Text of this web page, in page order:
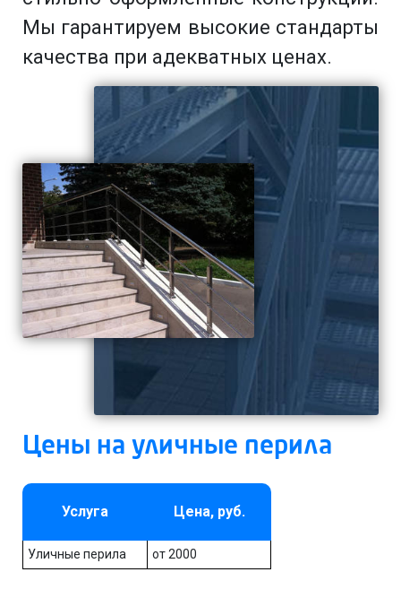
Мы гарантируем высокие стандарты
качества при адекватных ценах.
Цены на уличные перила
Услуга Цена, руб.
Уличные перила от 2000